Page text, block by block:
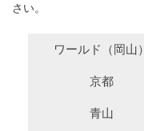
さい。
ワールド（岡山）
京都
青山